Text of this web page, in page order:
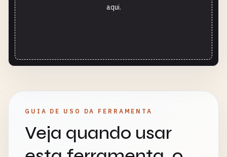
aqui.
GUIA DE USO DA FERRAMENTA
Veja quando usar